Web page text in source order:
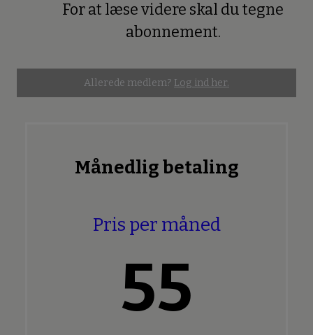
For at læse videre skal du tegne
abonnement.
Allerede medlem? Log ind her.
Månedlig betaling
Pris per måned
55